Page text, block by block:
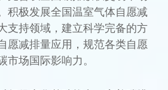
积极发展全国温室气体自愿减
支持领域，建立科学完备的方
愿减排量应用，规范各类自愿
市场国际影响力。